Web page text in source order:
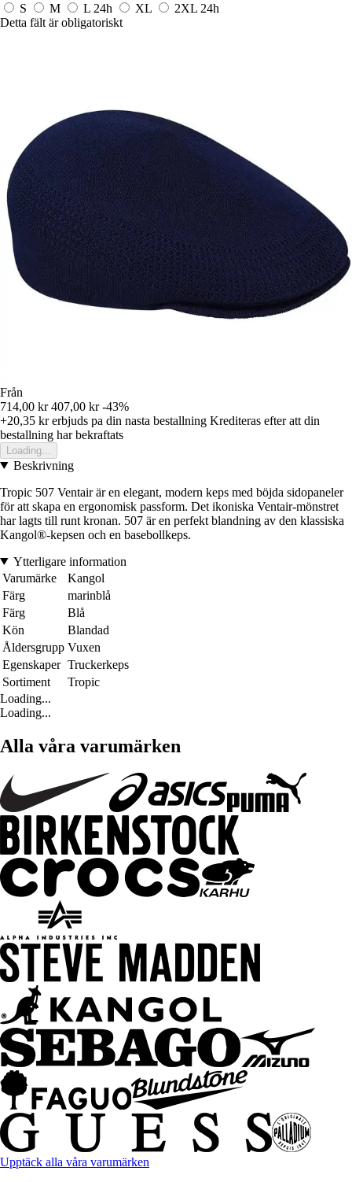
S
M L 24h XL 2XL 24h
Detta fält är obligatoriskt
Från
714,00 kr 407,00 kr -43%
+20,35 krerbjuds pa din nasta bestallning Krediteras efter att din
bestallning har bekraftats
Loading...
Beskrivning
Tropic 507 Ventair är en elegant, modern keps med böjda sidopaneler
för att skapa en ergonomisk passform. Det ikoniska Ventair-mönstret
har lagts till runt kronan. 507 är en perfekt blandning av den klassiska
Kangol®-kepsen och en basebollkeps.
Ytterligare information
Varumärke
Kangol
Färg
marinblå
Färg
Blå
Kön
Blandad
Åldersgrupp Vuxen
Egenskaper Truckerkeps
Sortiment
Tropic
Loading...
Loading...
Alla våra varumärken
Upptäck alla våra varumärken